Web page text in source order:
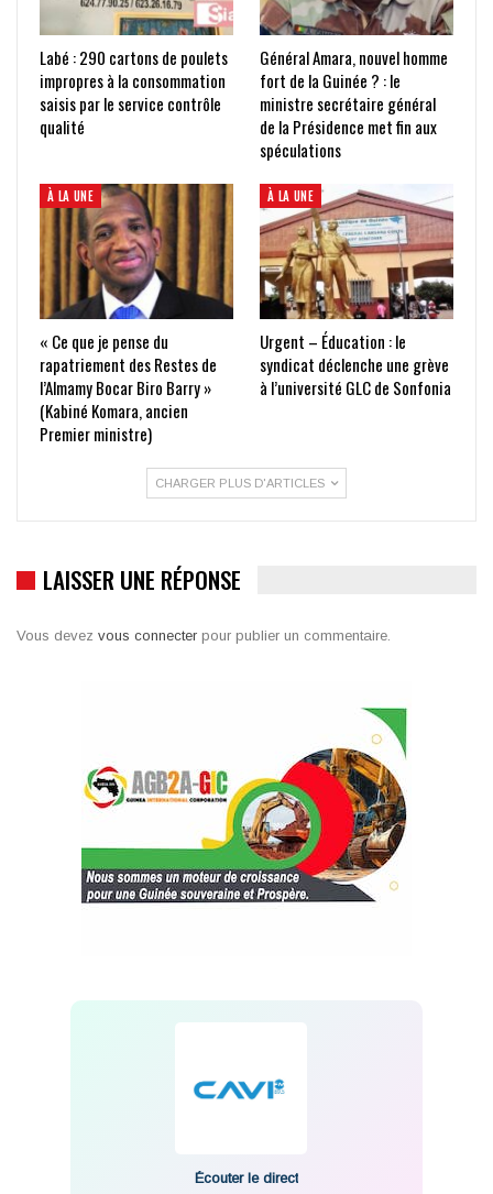
Labé : 290 cartons de poulets
impropres à la consommation
saisis par le service contrôle
qualité
Général Amara, nouvel homme
fort de la Guinée ? : le
ministre secrétaire général
de la Présidence met fin aux
spéculations
À LA UNE
« Ce que je pense du
rapatriement des Restes de
l’Almamy Bocar Biro Barry »
(Kabiné Komara, ancien
Premier ministre)
À LA UNE
Urgent – Éducation : le
syndicat déclenche une grève
à l’université GLC de Sonfonia
CHARGER PLUS D'ARTICLES
LAISSER UNE RÉPONSE
Vous devez vous connecter pour publier un commentaire.
Écouter le direct